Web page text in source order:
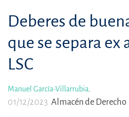
Deberes de
que se separa ex
LSC
Manuel García-Villarrubia.
01/12/2023 Almacén de Derecho